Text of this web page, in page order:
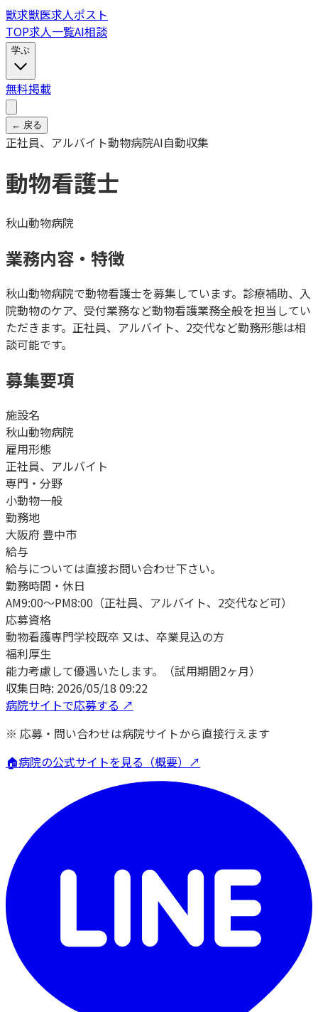
獣求獣医求人ポスト
TOP求人一覧AI相談
学ぶ
無料掲載
← 戻る
正社員、アルバイト動物病院AI自動収集
動物看護士
秋山動物病院
業務内容・特徴
秋山動物病院で動物看護士を募集しています。診療補助、入
院動物のケア、受付業務など動物看護業務全般を担当してい
ただきます。正社員、アルバイト、2交代など勤務形態は相
談可能です。
募集要項
施設名
秋山動物病院
雇用形態
正社員、アルバイト
専門・分野
小動物一般
勤務地
大阪府 豊中市
給与
給与については直接お問い合わせ下さい。
勤務時間・休日
AM9:00～PM8:00（正社員、アルバイト、2交代など可）
応募資格
動物看護専門学校既卒 又は、卒業見込の方
福利厚生
能力考慮して優遇いたします。（試用期間2ヶ月）
収集日時: 2026/05/18 09:22
病院サイトで応募する ↗
※ 応募・問い合わせは病院サイトから直接行えます
🏠病院の公式サイトを見る（概要）↗